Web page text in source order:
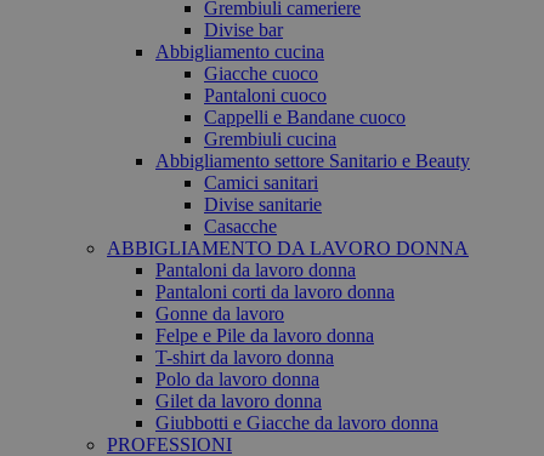
Grembiuli cameriere
Divise bar
Abbigliamento cucina
Giacche cuoco
Pantaloni cuoco
Cappelli e Bandane cuoco
Grembiuli cucina
Abbigliamento settore Sanitario e Beauty
Camici sanitari
Divise sanitarie
Casacche
ABBIGLIAMENTO DA LAVORO DONNA
Pantaloni da lavoro donna
Pantaloni corti da lavoro donna
Gonne da lavoro
Felpe e Pile da lavoro donna
T-shirt da lavoro donna
Polo da lavoro donna
Gilet da lavoro donna
Giubbotti e Giacche da lavoro donna
PROFESSIONI